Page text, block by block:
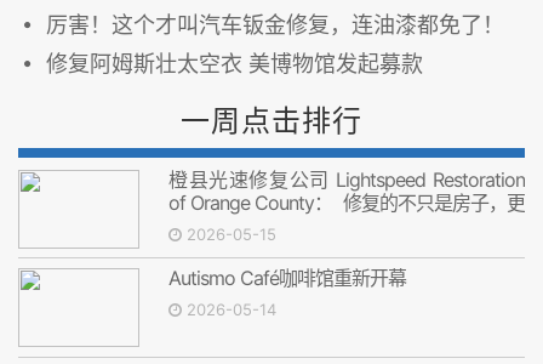
厉害！这个才叫汽车钣金修复，连油漆都免了！
修复阿姆斯壮太空衣 美博物馆发起募款
一周点击排行
橙县光速修复公司 Lightspeed Restoration
of Orange County： 修复的不只是房子，更
是安心
2026-05-15
Autismo Café咖啡馆重新开幕
2026-05-14